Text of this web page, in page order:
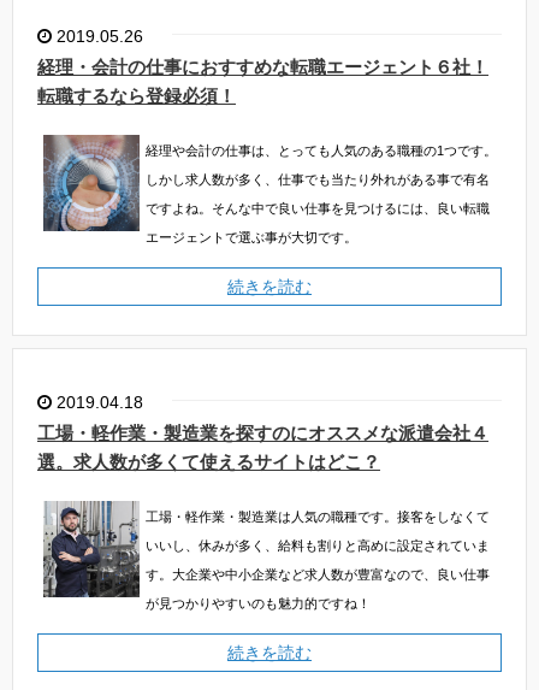
2019.05.26
経理・会計の仕事におすすめな転職エージェント６社！
転職するなら登録必須！
経理や会計の仕事は、とっても人気のある職種の1つです。
しかし求人数が多く、仕事でも当たり外れがある事で有名
ですよね。そんな中で良い仕事を見つけるには、良い転職
エージェントで選ぶ事が大切です。
続きを読む
2019.04.18
工場・軽作業・製造業を探すのにオススメな派遣会社４
選。求人数が多くて使えるサイトはどこ？
工場・軽作業・製造業は人気の職種です。接客をしなくて
いいし、休みが多く、給料も割りと高めに設定されていま
す。大企業や中小企業など求人数が豊富なので、良い仕事
が見つかりやすいのも魅力的ですね！
続きを読む